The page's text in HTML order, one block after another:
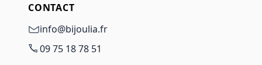
CONTACT
info@bijoulia.fr
09 75 18 78 51